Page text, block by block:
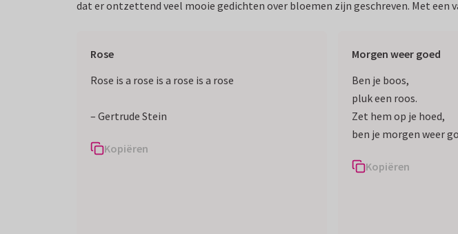
dat er ontzettend veel mooie gedichten over bloemen zijn geschreven. Met
Rose
Rose is a rose is a rose is a rose
– Gertrude Stein
Kopiëren
Morgen weer goed
Ben je boos,
pluk een roos.
Zet hem op je hoed,
ben je morgen weer
Kopiëren